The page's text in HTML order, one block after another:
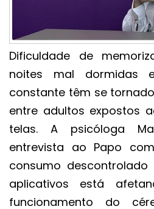
Dificuldade de
noites mal dormidas
constante têm se
entre adultos expostos
telas. A psicóloga
entrevista ao Papo
consumo
aplicativos está
funcionamento do